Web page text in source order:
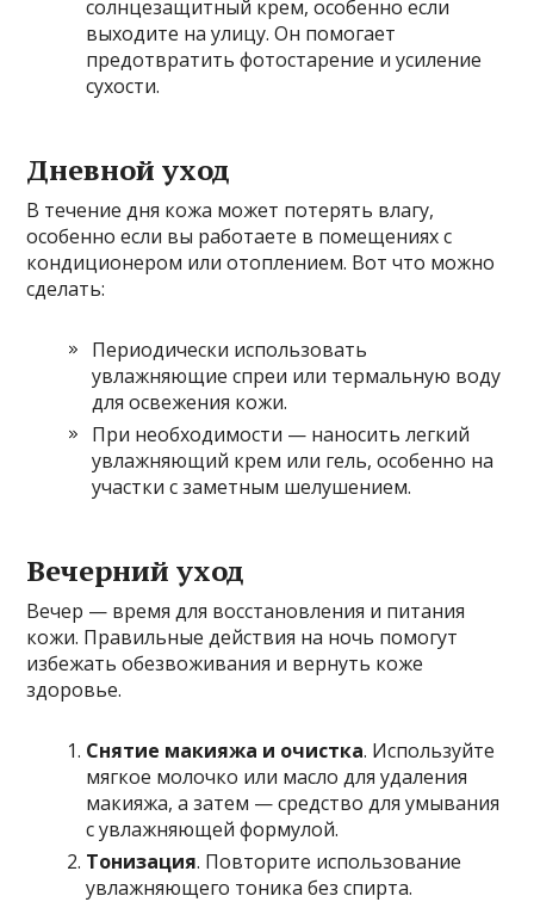
солнцезащитный крем, особенно если
выходите на улицу. Он помогает
предотвратить фотостарение и усиление
сухости.
Дневной уход
В течение дня кожа может потерять влагу,
особенно если вы работаете в помещениях с
кондиционером или отоплением. Вот что можно
сделать:
Периодически использовать
увлажняющие спреи или термальную воду
для освежения кожи.
При необходимости — наносить легкий
увлажняющий крем или гель, особенно на
участки с заметным шелушением.
Вечерний уход
Вечер — время для восстановления и питания
кожи. Правильные действия на ночь помогут
избежать обезвоживания и вернуть коже
здоровье.
Снятие макияжа и очистка. Используйте
мягкое молочко или масло для удаления
макияжа, а затем — средство для умывания
с увлажняющей формулой.
Тонизация. Повторите использование
увлажняющего тоника без спирта.